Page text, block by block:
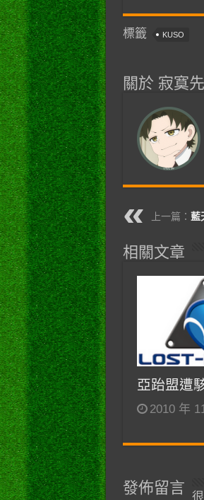
標籤 KUSO
關於 寂寞
上一篇： 藍
相關文章
亞跆盟遭
2010 年
發佈留言